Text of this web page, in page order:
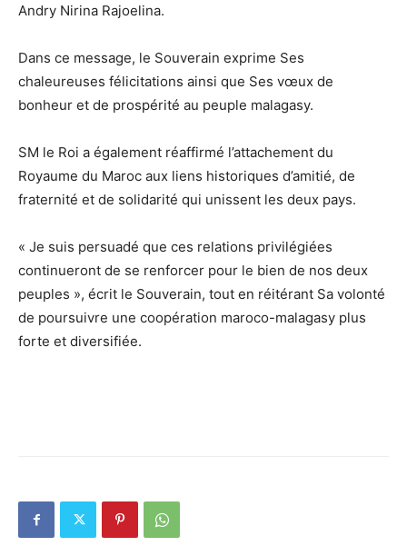
Andry Nirina Rajoelina.
Dans ce message, le Souverain exprime Ses
chaleureuses félicitations ainsi que Ses vœux de
bonheur et de prospérité au peuple malagasy.
SM le Roi a également réaffirmé l’attachement du
Royaume du Maroc aux liens historiques d’amitié, de
fraternité et de solidarité qui unissent les deux pays.
« Je suis persuadé que ces relations privilégiées
continueront de se renforcer pour le bien de nos deux
peuples », écrit le Souverain, tout en réitérant Sa volonté
de poursuivre une coopération maroco-malagasy plus
forte et diversifiée.